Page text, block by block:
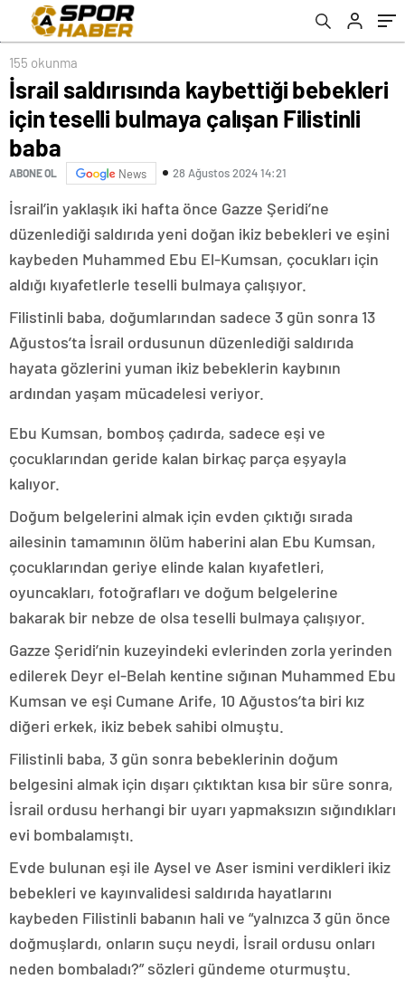
155 okunma
İsrail saldırısında kaybettiği bebekleri
için teselli bulmaya çalışan Filistinli
baba
ABONE OL News 28 Ağustos 2024 14:21
İsrail’in yaklaşık iki hafta önce Gazze Şeridi’ne
düzenlediği saldırıda yeni doğan ikiz bebekleri ve eşini
kaybeden Muhammed Ebu El-Kumsan, çocukları için
aldığı kıyafetlerle teselli bulmaya çalışıyor.
Filistinli baba, doğumlarından sadece 3 gün sonra 13
Ağustos’ta İsrail ordusunun düzenlediği saldırıda
hayata gözlerini yuman ikiz bebeklerin kaybının
ardından yaşam mücadelesi veriyor.
Ebu Kumsan, bomboş çadırda, sadece eşi ve
çocuklarından geride kalan birkaç parça eşyayla
kalıyor.
Doğum belgelerini almak için evden çıktığı sırada
ailesinin tamamının ölüm haberini alan Ebu Kumsan,
çocuklarından geriye elinde kalan kıyafetleri,
oyuncakları, fotoğrafları ve doğum belgelerine
bakarak bir nebze de olsa teselli bulmaya çalışıyor.
Gazze Şeridi’nin kuzeyindeki evlerinden zorla yerinden
edilerek Deyr el-Belah kentine sığınan Muhammed Ebu
Kumsan ve eşi Cumane Arife, 10 Ağustos’ta biri kız
diğeri erkek, ikiz bebek sahibi olmuştu.
Filistinli baba, 3 gün sonra bebeklerinin doğum
belgesini almak için dışarı çıktıktan kısa bir süre sonra,
İsrail ordusu herhangi bir uyarı yapmaksızın sığındıkları
evi bombalamıştı.
Evde bulunan eşi ile Aysel ve Aser ismini verdikleri ikiz
bebekleri ve kayınvalidesi saldırıda hayatlarını
kaybeden Filistinli babanın hali ve “yalnızca 3 gün önce
doğmuşlardı, onların suçu neydi, İsrail ordusu onları
neden bombaladı?” sözleri gündeme oturmuştu.